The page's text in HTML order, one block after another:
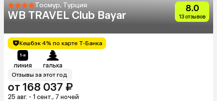
Тосмур, Турция
WB TRAVEL Club Bayar
8.0
13 отзывов
Кешбэк 4% по карте Т-Банка
линия галька
Отзывы за этот год
от 168 037 ₽
25 авг. - 1 сент., 7 ночей